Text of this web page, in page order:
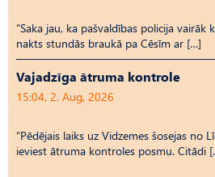
“Saka jau, ka pašvaldības policija vairāk
nakts stundās braukā pa Cēsīm ar […]
Vajadzīga ātruma kontrole
15:04, 2. Aug, 2026
“Pēdējais laiks uz Vid­ze­mes šosejas no
ieviest ātruma kontroles posmu. Citādi